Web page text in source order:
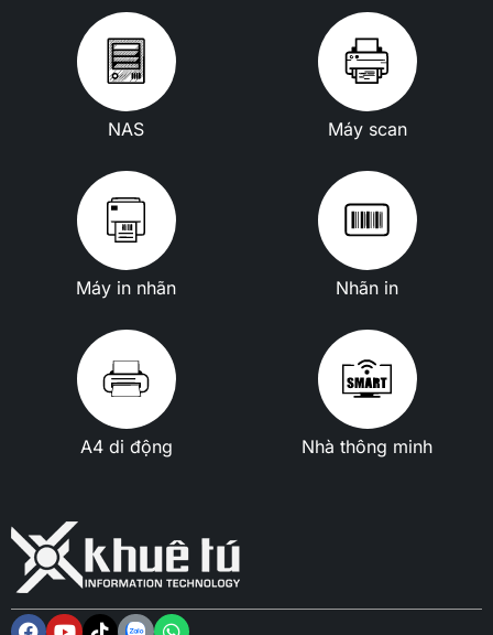
NAS Máy scan
Máy in nhãn Nhãn in
A4 di động Nhà thông minh